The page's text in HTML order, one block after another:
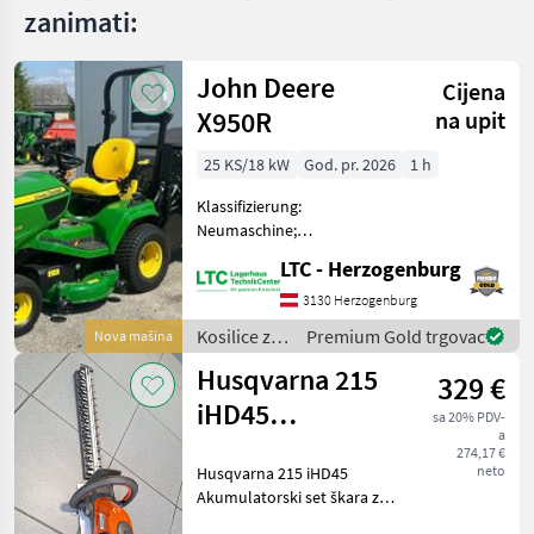
zanimati:
Nova mašina
John Deere
X950R
Cijena
na upit
25 KS/18 kW God. pr. 2026
1 h
Klassifizierung:
Neumaschine;
Reifentyp: Pneumatische
Art; Reifengröße: 26x12.00
-12; Differenzialsperre: Ja;
Weitere
Maschinenmerkmale: Zum
Ver
LTC - Herzogenburg
3130 Herzogenburg
Kosilice za
travu i
strojevi za
vrt / John
Deere
Premium Gold trgovac
Husqvarna 215
iHD45
set škara za
329 €
sa 20% PDV-
a
274,17 €
neto
Husqvarna 215 iHD45
Akumulatorski set škara za